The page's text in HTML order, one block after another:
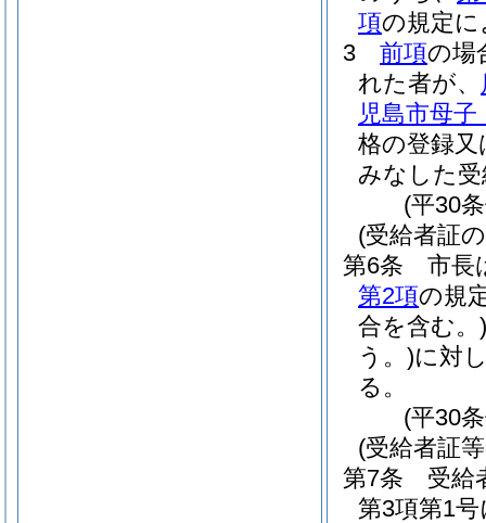
項の規定
3
前項の場
れた者が、
児島市母
格の登録
みなした
(平30
(受給者証
第6条
市長
第2項の規
合を含む。)
う。)に対
る。
(平30
(受給者証
第7条
受給
第3項第1